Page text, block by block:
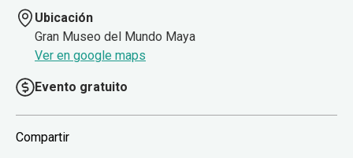
Ubicación
Gran Museo del Mundo Maya
Ver en google maps
Evento gratuito
Compartir